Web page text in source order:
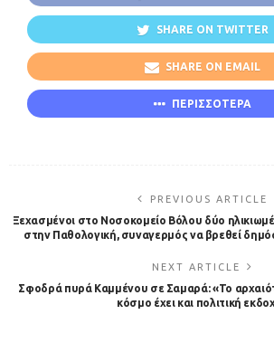
SHARE ON TWITTER
SHARE ON EMAIL
ΠΕΡΙΣΣΟΤΕΡΑ
PREVIOUS ARTICLE
Ξεχασμένοι στο Νοσοκομείο Βόλου δύο
στην Παθολογική, συναγερμός να βρεθεί
NEXT ARTICLE
Σφοδρά πυρά Καμμένου σε Σαμαρά: «Το
κόσμο έχει και πολιτική